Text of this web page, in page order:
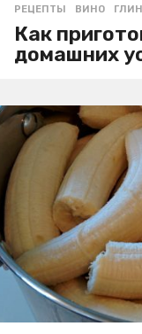
РЕЦЕПТЫ ВИНО ,
Как
домашних